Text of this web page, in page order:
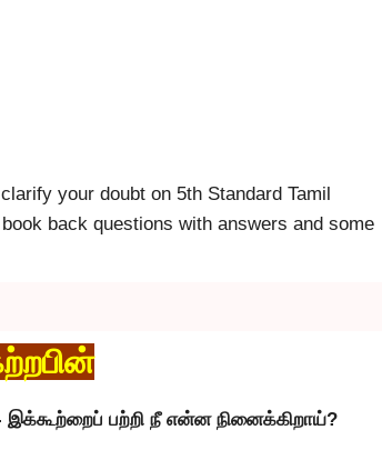
your doubt on 5th Standard Tamil
back questions with answers and some
பற்றி நீ என்ன நினைக்கிறாய்?